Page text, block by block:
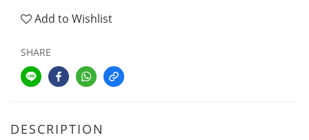
Add to Wishlist
SHARE
DESCRIPTION